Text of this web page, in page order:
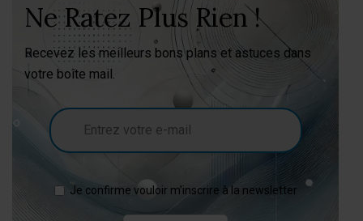
Ne Ratez Plus Rien !
Recevez les meilleurs bons plans et astuces dans
votre boîte mail.
Je confirme vouloir m’inscrire à la newsletter